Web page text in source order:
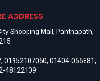
ADDRESS
Shopping Mall, Panthapath,
, 01952107050, 01404-055881,
48122109